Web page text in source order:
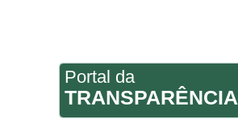
Portal da
TRANSPARÊNCIA